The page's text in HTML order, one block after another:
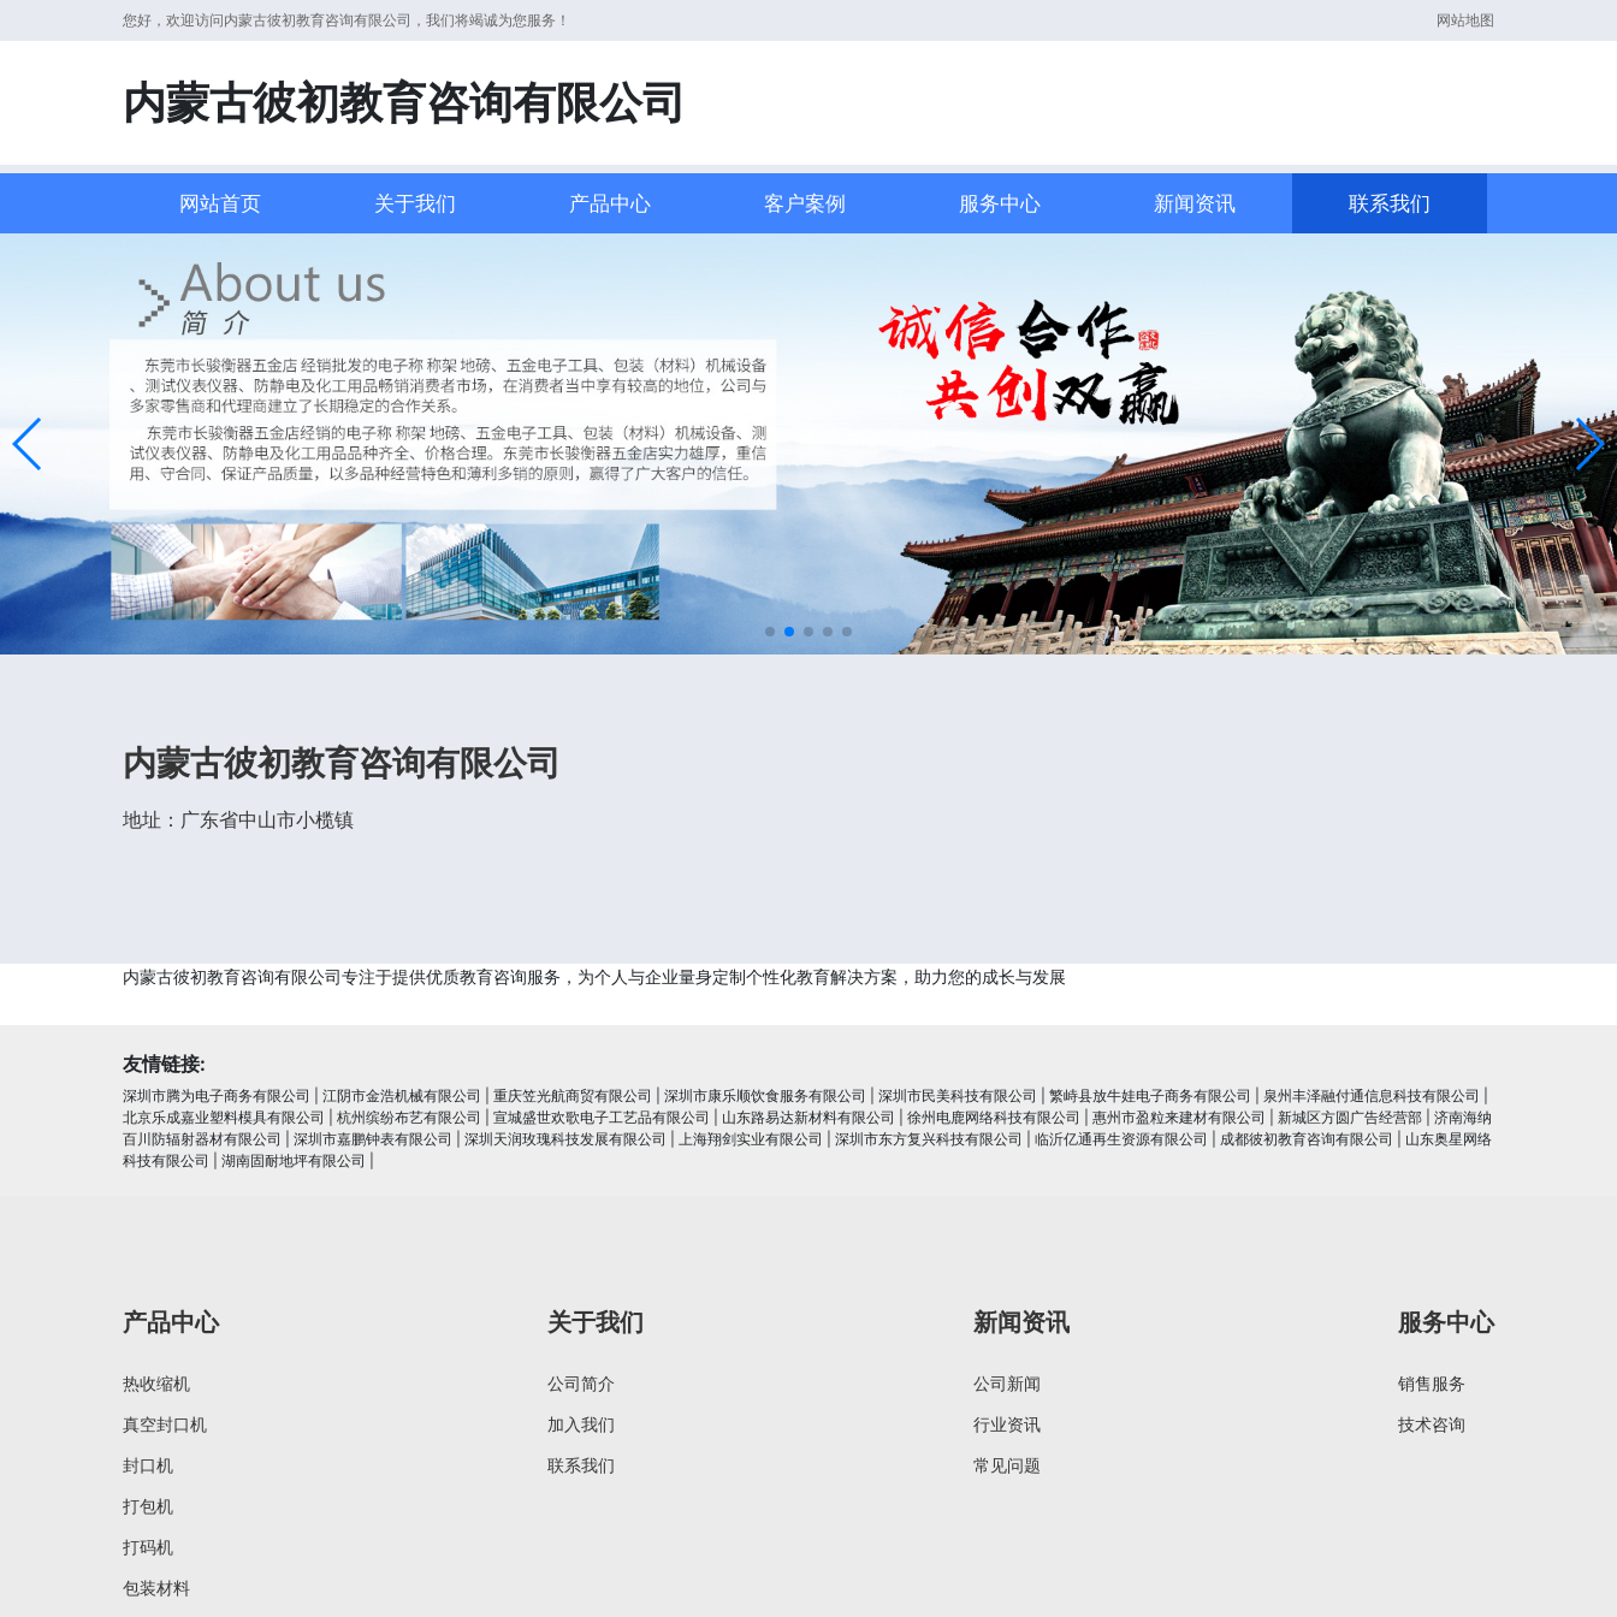
您好，欢迎访问内蒙古彼初教育咨询有限公司，我们将竭诚为您服务！ 网站地图
内蒙古彼初教育咨询有限公司
网站首页 关于我们 产品中心 客户案例 服务中心 新闻资讯 联系我们
内蒙古彼初教育咨询有限公司
地址：广东省中山市小榄镇
内蒙古彼初教育咨询有限公司专注于提供优质教育咨询服务，为个人与企业量身定制个性化教育解决方案，助力您的成长与发展
友情链接:
深圳市腾为电子商务有限公司 江阴市金浩机械有限公司 重庆笠光航商贸有限公司 深圳市康乐顺饮食服务有限公司 深圳市民美科技有限公司 繁峙县放牛娃电子商务有限公司 泉州丰泽融付通信息科技有限公司
北京乐成嘉业塑料模具有限公司
杭州缤纷布艺有限公司 宣城盛世欢歌电子工艺品有限公司 山东路易达新材料有限公司 徐州电鹿网络科技有限公司 惠州市盈粒来建材有限公司 新城区方圆广告经营部
济南海纳
百川防辐射器材有限公司
深圳市嘉鹏钟表有限公司 深圳天润玫瑰科技发展有限公司 上海翔剑实业有限公司 深圳市东方复兴科技有限公司 临沂亿通再生资源有限公司 成都彼初教育咨询有限公司
山东奥星网络
科技有限公司
湖南固耐地坪有限公司
产品中心
热收缩机
真空封口机
封口机
打包机
打码机
包装材料
关于我们
公司简介
加入我们
联系我们
新闻资讯
公司新闻
行业资讯
常见问题
服务中心
销售服务
技术咨询